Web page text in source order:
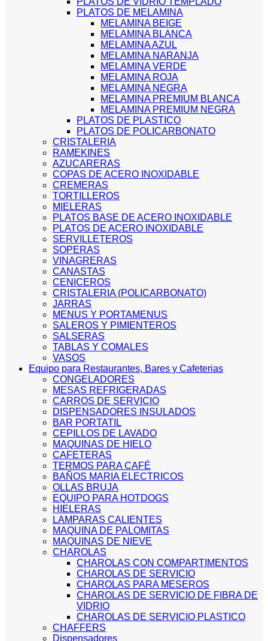
PLATOS DE MELAMINA
MELAMINA BEIGE
MELAMINA BLANCA
MELAMINA AZUL
MELAMINA NARANJA
MELAMINA VERDE
MELAMINA ROJA
MELAMINA NEGRA
MELAMINA PREMIUM BLANCA
MELAMINA PREMIUM NEGRA
PLATOS DE PLASTICO
PLATOS DE POLICARBONATO
CRISTALERIA
RAMEKINES
AZUCARERAS
COPAS DE ACERO INOXIDABLE
CREMERAS
TORTILLEROS
MIELERAS
PLATOS BASE DE ACERO INOXIDABLE
PLATOS DE ACERO INOXIDABLE
SERVILLETEROS
SOPERAS
VINAGRERAS
CANASTAS
CENICEROS
CRISTALERIA (POLICARBONATO)
JARRAS
MENUS Y PORTAMENUS
SALEROS Y PIMIENTEROS
SALSERAS
TABLAS Y COMALES
VASOS
Equipo para Restaurantes, Bares y Cafeterias
CONGELADORES
MESAS REFRIGERADAS
CARROS DE SERVICIO
DISPENSADORES INSULADOS
BAR PORTATIL
CEPILLOS DE LAVADO
MAQUINAS DE HIELO
CAFETERAS
TERMOS PARA CAFÉ
BAÑOS MARIA ELECTRICOS
OLLAS BRUJA
EQUIPO PARA HOTDOGS
HIELERAS
LAMPARAS CALIENTES
MAQUINA DE PALOMITAS
MAQUINAS DE NIEVE
CHAROLAS
CHAROLAS CON COMPARTIMENTOS
CHAROLAS DE SERVICIO
CHAROLAS PARA MESEROS
CHAROLAS DE SERVICIO DE FIBRA DE
VIDRIO
CHAROLAS DE SERVICIO PLASTICO
CHAFFERS
Dispensadores